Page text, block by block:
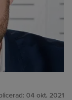
04 okt. 2021